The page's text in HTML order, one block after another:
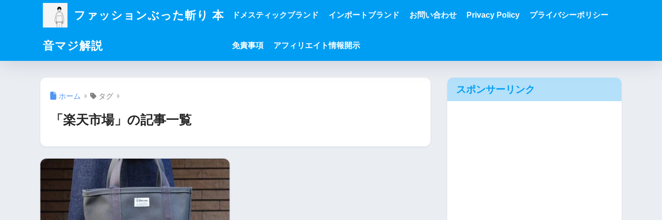
ファッションぶった斬り 本
音マジ解説
ドメスティックブランド インポートブランド お問い合わせ Privacy Policy プライバシーポリシー
免責事項 アフィリエイト情報開示
ホーム タグ
「楽天市場」の記事一覧
スポンサーリンク